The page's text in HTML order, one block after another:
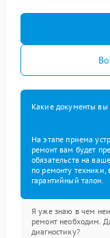
Какие документы вы
На этапе приема
ремонт вам будет
обязательств на
по ремонту техники,
гарантийный талон.
Я уже знаю в чем
ремонт необходим.
диагностику?